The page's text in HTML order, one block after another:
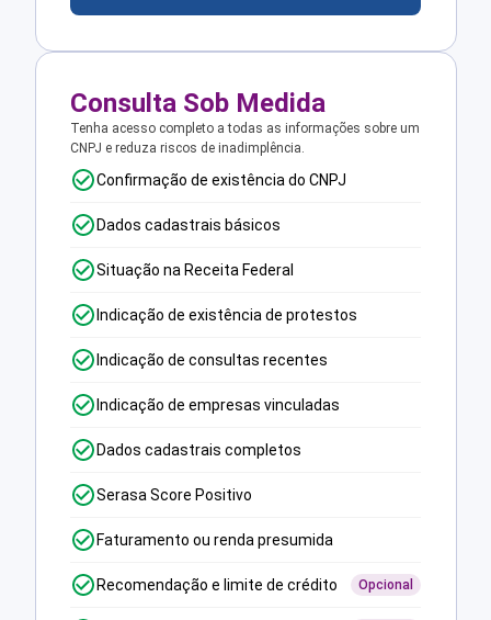
Consulta Sob Medida
Tenha acesso completo a todas as informações sobre um
CNPJ e reduza riscos de inadimplência.
Confirmação de existência do CNPJ
Dados cadastrais básicos
Situação na Receita Federal
Indicação de existência de protestos
Indicação de consultas recentes
Indicação de empresas vinculadas
Dados cadastrais completos
Serasa Score Positivo
Faturamento ou renda presumida
Recomendação e limite de crédito Opcional